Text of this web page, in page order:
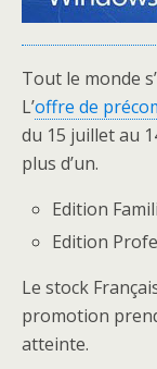
Tout le monde
L’offre de
du 15 juillet au
plus d’un.
Edition
Edition
Le stock
promotion
atteinte.